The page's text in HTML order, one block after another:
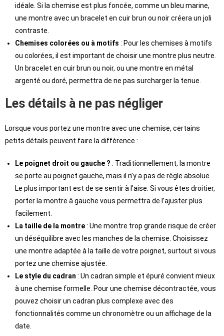
idéale. Si la chemise est plus foncée, comme un bleu marine,
une montre avec un bracelet en cuir brun ou noir créera un joli
contraste.
Chemises colorées ou à motifs : Pour les chemises à motifs
ou colorées, il est important de choisir une montre plus neutre.
Un bracelet en cuir brun ou noir, ou une montre en métal
argenté ou doré, permettra de ne pas surcharger la tenue.
Les détails à ne pas négliger
Lorsque vous portez une montre avec une chemise, certains
petits détails peuvent faire la différence :
Le poignet droit ou gauche ? : Traditionnellement, la montre
se porte au poignet gauche, mais il n’y a pas de règle absolue.
Le plus important est de se sentir à l’aise. Si vous êtes droitier,
porter la montre à gauche vous permettra de l’ajuster plus
facilement.
La taille de la montre: Une montre trop grande risque de créer
un déséquilibre avec les manches de la chemise. Choisissez
une montre adaptée à la taille de votre poignet, surtout si vous
portez une chemise ajustée.
Le style du cadran : Un cadran simple et épuré convient mieux
à une chemise formelle. Pour une chemise décontractée, vous
pouvez choisir un cadran plus complexe avec des
fonctionnalités comme un chronomètre ou un affichage de la
date.